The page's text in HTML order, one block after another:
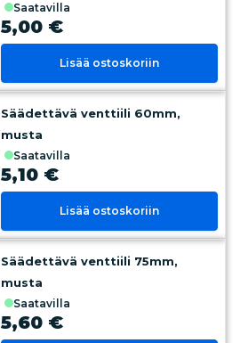
saatavilla
5,00 €
Lisää ostoskoriin
Säädettävä venttiili 60mm,
musta
saatavilla
5,10 €
Lisää ostoskoriin
Säädettävä venttiili 75mm,
musta
saatavilla
5,60 €